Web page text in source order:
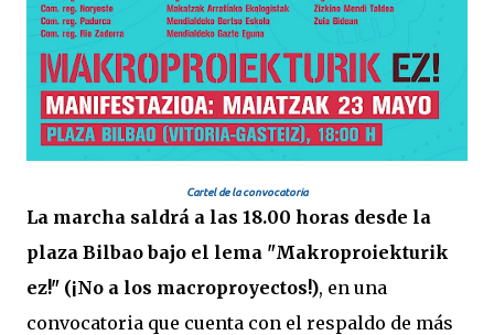
Cartel de la convocatoria
La marcha saldrá a las 18.00 horas desde la
plaza Bilbao bajo el lema "Makroproiekturik
ez!" (¡No a los macroproyectos!), en una
convocatoria que cuenta con el respaldo de más